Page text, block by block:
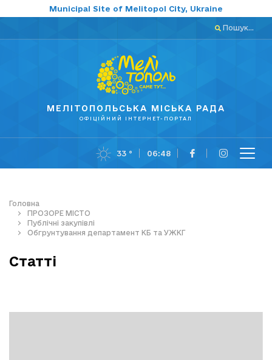
Municipal Site of Melitopol City, Ukraine
Пошук...
МЕЛІТОПОЛЬСЬКА МІСЬКА РАДА
ОФІЦІЙНИЙ ІНТЕРНЕТ-ПОРТАЛ
33 ° 06:48
Головна
ПРОЗОРЕ МІСТО
Публічні закупівлі
Обгрунтування департамент КБ та УЖКГ
Статті